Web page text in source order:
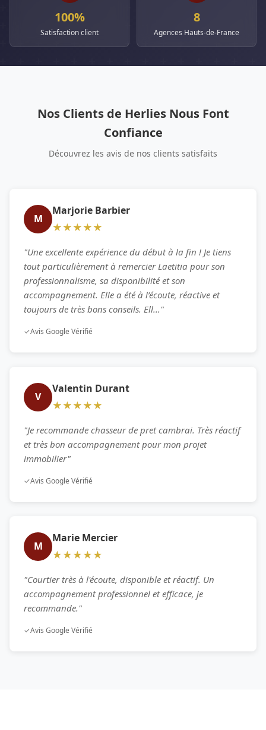
100%
Satisfaction client
8
Agences Hauts-de-France
Nos Clients de Herlies Nous Font
Confiance
Découvrez les avis de nos clients satisfaits
M
Marjorie Barbier
★★★★★
"Une excellente expérience du début à la fin ! Je tiens
tout particulièrement à remercier Laetitia pour son
professionnalisme, sa disponibilité et son
accompagnement. Elle a été à l’écoute, réactive et
toujours de très bons conseils. Ell..."
✓Avis Google Vérifié
V
Valentin Durant
★★★★★
"Je recommande chasseur de pret cambrai. Très réactif
et très bon accompagnement pour mon projet
immobilier"
✓Avis Google Vérifié
M
Marie Mercier
★★★★★
"Courtier très à l'écoute, disponible et réactif. Un
accompagnement professionnel et efficace, je
recommande."
✓Avis Google Vérifié